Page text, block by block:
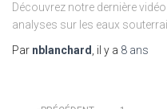
Découvrez notre dernière
analyses sur les eaux
Par nblanchard , il y a 8 ans